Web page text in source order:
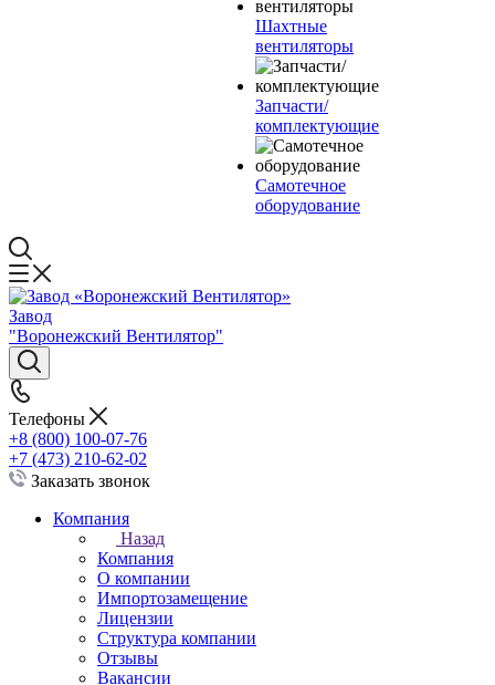
Шахтные
вентиляторы
Запчасти/
комплектующие
Самотечное
оборудование
Завод
"Воронежский Вентилятор"
Телефоны
+8 (800) 100-07-76
+7 (473) 210-62-02
Заказать звонок
Компания
Назад
Компания
О компании
Импортозамещение
Лицензии
Структура компании
Отзывы
Вакансии